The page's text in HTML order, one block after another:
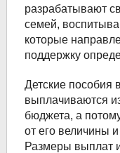
разрабатывают
семей,
которые
поддержку
Детские пособия
выплачиваются
бюджета, а
от его величины
Размеры выплат